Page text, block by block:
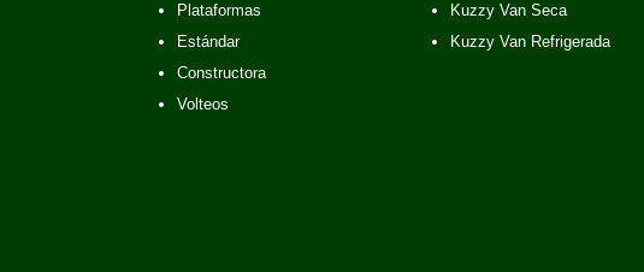
Plataformas
Estándar
Constructora
Volteos
Kuzzy Van Seca
Kuzzy Van Refrigerada